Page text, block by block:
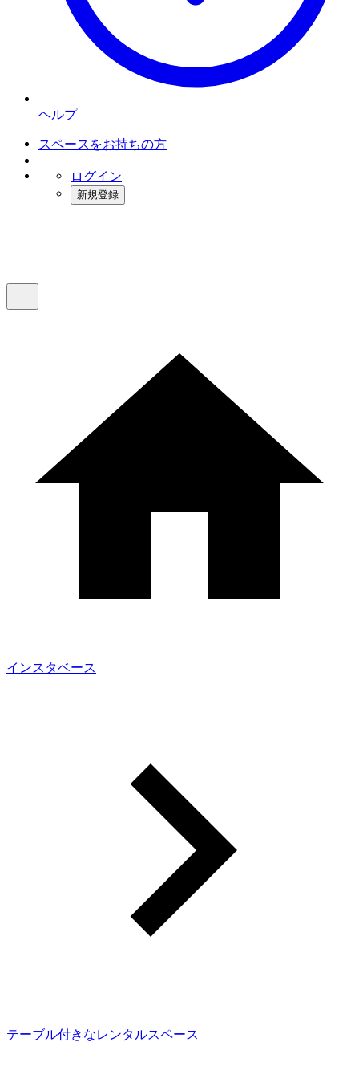
ヘルプ
スペースをお持ちの方
ログイン
新規登録
インスタベース
テーブル付きなレンタルスペース